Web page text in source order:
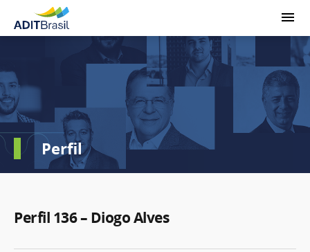
Perfil
Perfil 136 – Diogo Alves